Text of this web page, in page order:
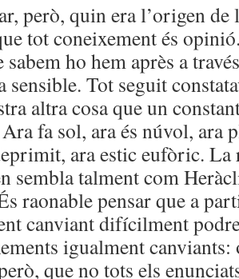
però, quin era l’origen de
tot coneixement és
ho hem après a
sensible. Tot seguit
altra cosa que un
fa sol, ara és núvol, ara
ara estic eufòric. La
sembla talment com
raonable pensar que a
canviant difícilment
igualment
que no tots els